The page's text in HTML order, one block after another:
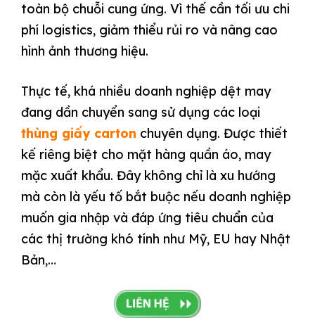
toàn bộ chuỗi cung ứng. Vì thế cần tối ưu chi
phí logistics, giảm thiểu rủi ro và nâng cao
hình ảnh thương hiệu.
Thực tế, khá nhiều doanh nghiệp dệt may
đang dần chuyển sang sử dụng các loại
thùng giấy carton chuyên dụng. Được thiết
kế riêng biệt cho mặt hàng quần áo, may
mặc xuất khẩu. Đây không chỉ là xu hướng
mà còn là yếu tố bắt buộc nếu doanh nghiệp
muốn gia nhập và đáp ứng tiêu chuẩn của
các thị trường khó tính như Mỹ, EU hay Nhật
Bản,…